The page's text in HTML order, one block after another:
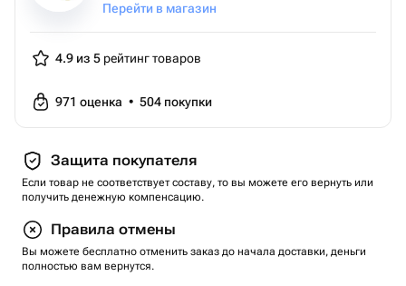
Перейти в магазин
4.9 из 5 рейтинг товаров
971 оценка • 504 покупки
Защита покупателя
Если товар не соответствует составу, то вы можете его вернуть или
получить денежную компенсацию.
Правила отмены
Вы можете бесплатно отменить заказ до начала доставки, деньги
полностью вам вернутся.